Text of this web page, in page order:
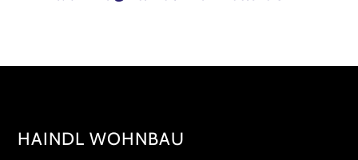
HAINDL WOHNBAU